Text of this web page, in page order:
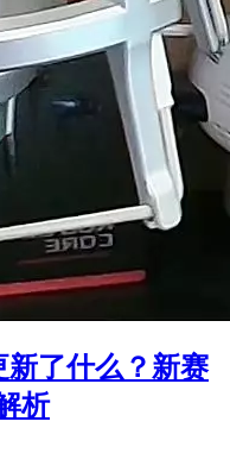
新了什么？新赛
析